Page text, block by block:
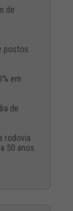
de
postos
em
de
rodovia
50 anos